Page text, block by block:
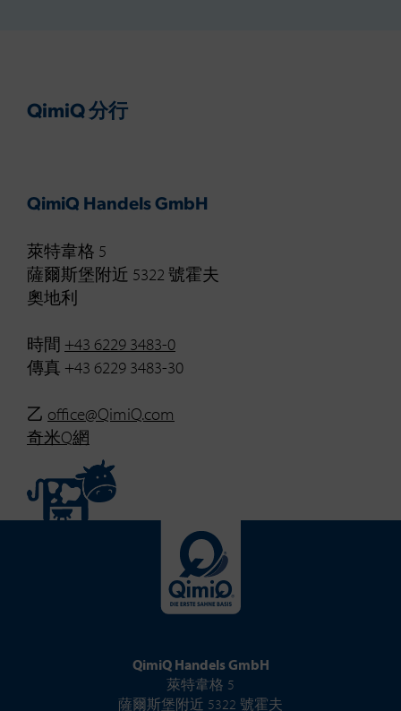
QimiQ 分行
QimiQ Handels GmbH
萊特韋格 5
薩爾斯堡附近 5322 號霍夫
奧地利
時間 +43 6229 3483-0
傳真 +43 6229 3483-30
乙 office@QimiQ.com
奇米Q網
QimiQ Handels GmbH
萊特韋格 5
薩爾斯堡附近 5322 號霍夫